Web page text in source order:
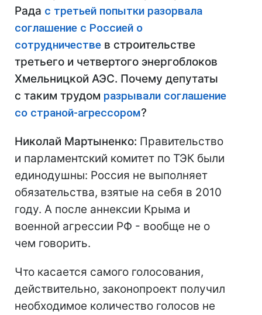
Рада с третьей попытки разорвала
соглашение с Россией о
сотрудничестве в строительстве
третьего и четвертого энергоблоков
Хмельницкой АЭС. Почему депутаты
с таким трудом разрывали соглашение
со страной-агрессором?
Николай Мартыненко: Правительство
и парламентский комитет по ТЭК были
единодушны: Россия не выполняет
обязательства, взятые на себя в 2010
году. А после аннексии Крыма и
военной агрессии РФ - вообще не о
чем говорить.
Что касается самого голосования,
действительно, законопроект получил
необходимое количество голосов не